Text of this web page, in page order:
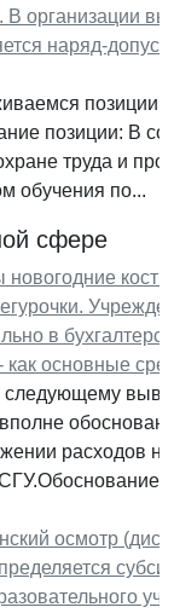
В организации
наряд-
позиции:
позиции: В
труда и
обучения по...
сфере
в
основные
расходов
осмотр